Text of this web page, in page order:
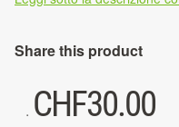
Share this product
. CHF30.00